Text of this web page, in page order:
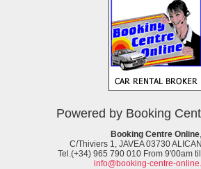
Powered by Booking
Booking Centre Online,
C/Thiviers 1, JAVEA 03730
Tel.(+34) 965 790 010 From 9'00am
info@booking-centre-